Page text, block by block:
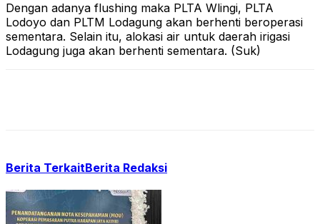
Dengan adanya flushing maka PLTA Wlingi, PLTA
Lodoyo dan PLTM Lodagung akan berhenti beroperasi
sementara. Selain itu, alokasi air untuk daerah irigasi
Lodagung juga akan berhenti sementara. (Suk)
Berita TerkaitBerita Redaksi